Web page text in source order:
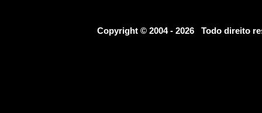
Copyright © 2004 - 2026 Todo direito